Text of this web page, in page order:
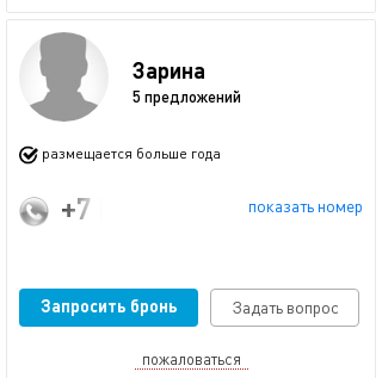
Зарина
5 предложений
размещается больше года
показать номер
+7 (960) 051-81-36
Запросить бронь Задать вопрос
пожаловаться